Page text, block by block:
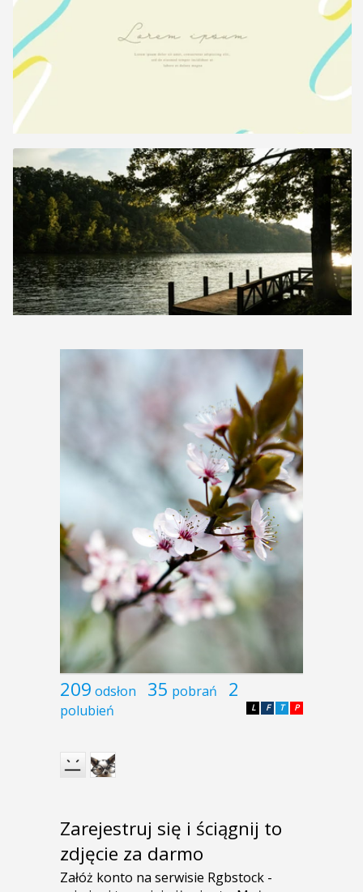
209 odsłon 35 pobrań 2
polubień P
T
F
L
Zarejestruj się i ściągnij to
zdjęcie za darmo